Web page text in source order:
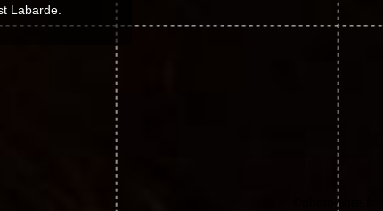
Labarde.
©photo-libre.fr